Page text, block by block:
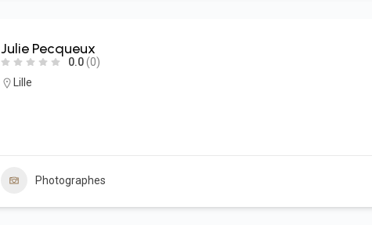
Julie Pecqueux
0.0 (0)
Lille
Photographes